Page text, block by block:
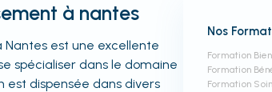
à nantes
est une excellente
spécialiser dans le domaine
dispensée dans divers
Nos
Formation
Formation
Formation